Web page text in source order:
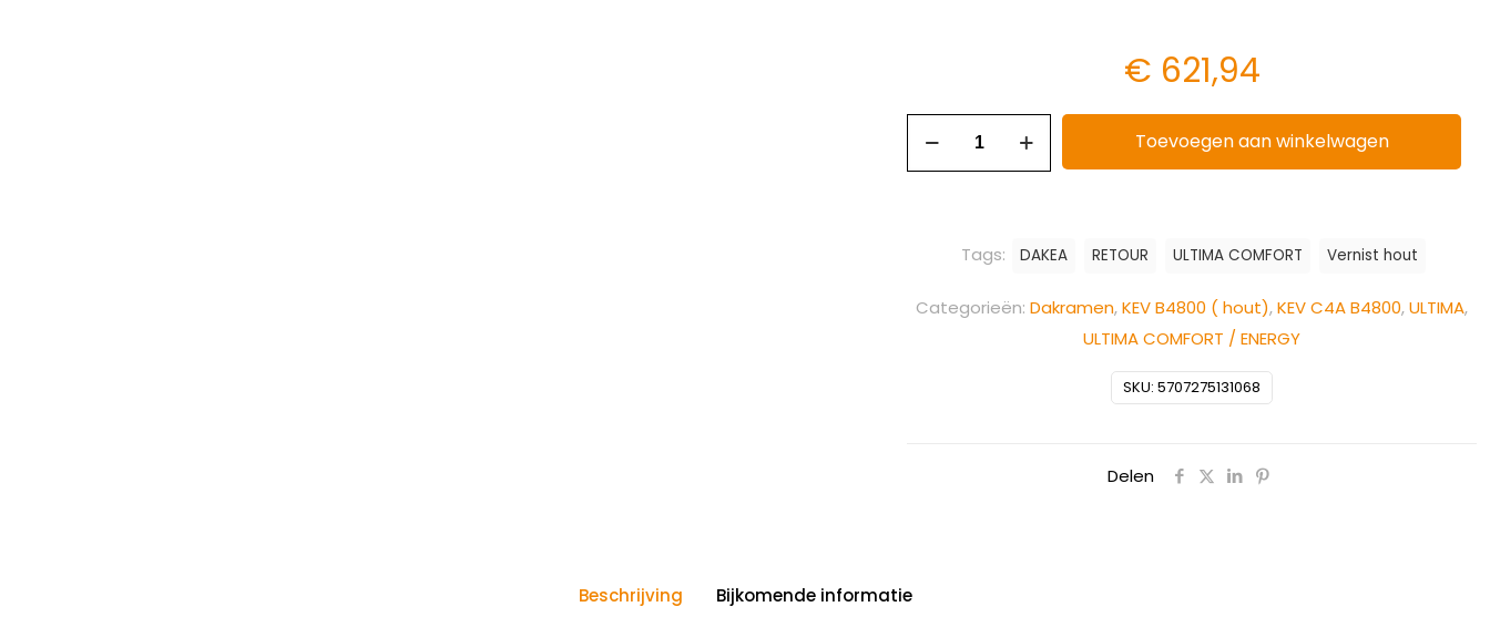
€ 621,94
Toevoegen aan winkelwagen
SKU:5707275131068
Categorieën:Dakramen,KEV B4800 ( hout),KEV C4A B4800,ULTIMA,
ULTIMA COMFORT / ENERGY
Tags: DAKEA RETOUR ULTIMA COMFORT Vernist hout
Delen
Beschrijving Bijkomende informatie